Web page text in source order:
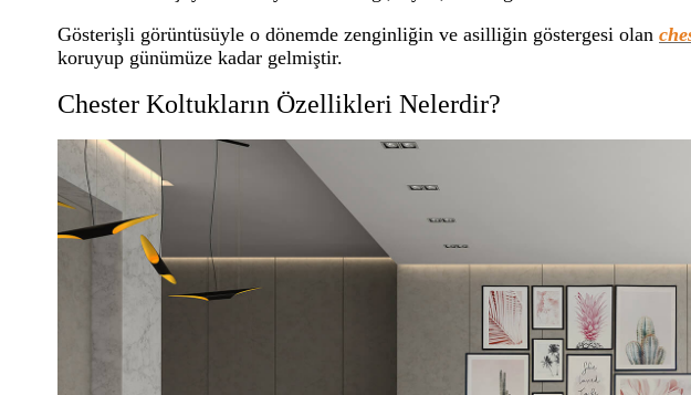
Gösterişli görüntüsüyle o dönemde zenginliğin ve asilliğin göstergesi olan
koruyup günümüze kadar gelmiştir.
Chester Koltukların Özellikleri Nelerdir?